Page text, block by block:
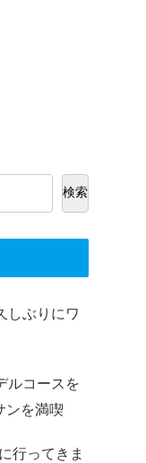
検索
しぶりにワ
ルコースを
ンを満喫
行ってきま